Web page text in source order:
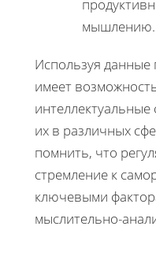
мышлению.
Используя
имеет
их в различных
помнить, что
стремление к
ключевыми
мыслительно-